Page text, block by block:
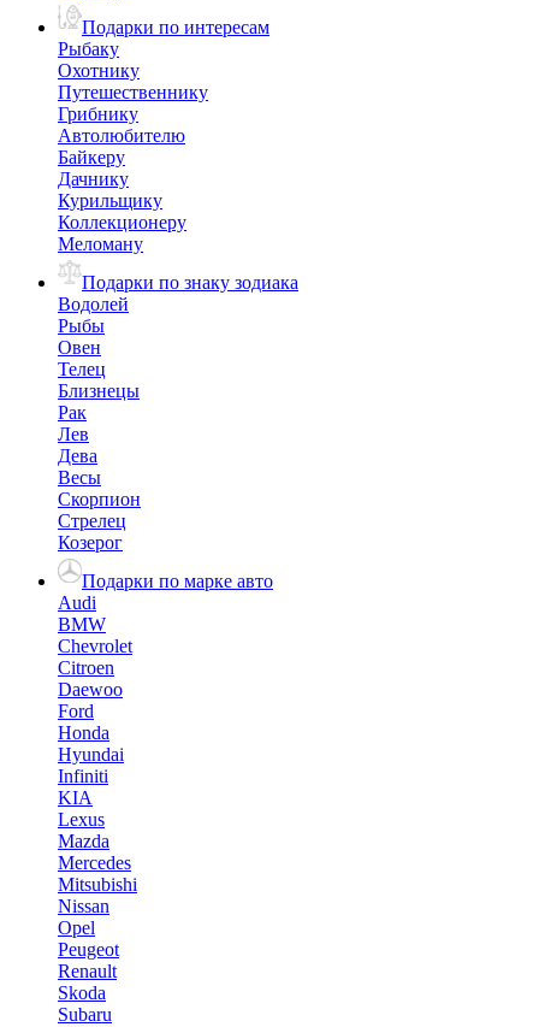
Подарки по интересам
Рыбаку
Охотнику
Путешественнику
Грибнику
Автолюбителю
Байкеру
Дачнику
Курильщику
Коллекционеру
Меломану
Подарки по знаку зодиака
Водолей
Рыбы
Овен
Телец
Близнецы
Рак
Лев
Дева
Весы
Скорпион
Стрелец
Козерог
Подарки по марке авто
Audi
BMW
Chevrolet
Citroen
Daewoo
Ford
Honda
Hyundai
Infiniti
KIA
Lexus
Mazda
Mercedes
Mitsubishi
Nissan
Opel
Peugeot
Renault
Skoda
Subaru